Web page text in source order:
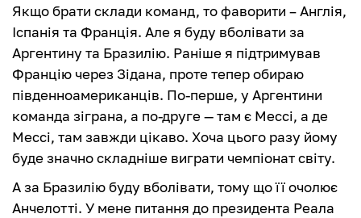
Якщо брати склади команд, то фаворити – Англія,
Іспанія та Франція. Але я буду вболівати за
Аргентину та Бразилію. Раніше я підтримував
Францію через Зідана, проте тепер обираю
південноамериканців. По-перше, у Аргентини
команда зіграна, а по-друге — там є Мессі, а де
Мессі, там завжди цікаво. Хоча цього разу йому
буде значно складніше виграти чемпіонат світу.
А за Бразилію буду вболівати, тому що її очолює
Анчелотті. У мене питання до президента Реала